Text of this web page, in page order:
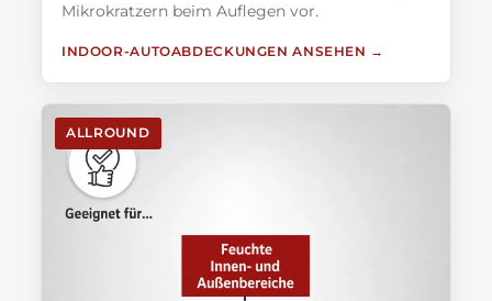
Mikrokratzern beim Auflegen vor.
INDOOR-AUTOABDECKUNGEN ANSEHEN
ALLROUND